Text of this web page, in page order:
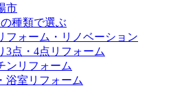
市
種類で選ぶ
フォーム・リノベーション
3点・4点リフォーム
ンリフォーム
浴室リフォーム